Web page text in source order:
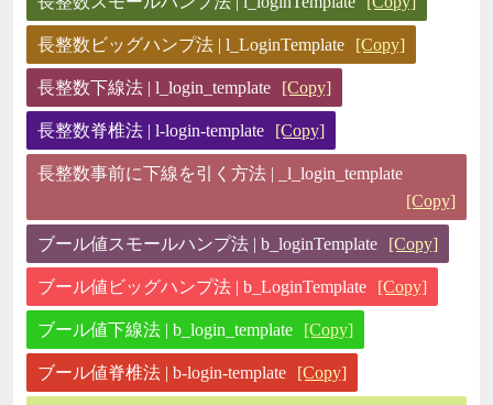
長整数ビッグハンプ法 | l_LoginTemplate [Copy]
長整数下線法 | l_login_template [Copy]
長整数脊椎法 | l-login-template [Copy]
長整数事前に下線を引く方法 | _l_login_template
[Copy]
ブール値スモールハンプ法 | b_loginTemplate [Copy]
ブール値ビッグハンプ法 | b_LoginTemplate [Copy]
ブール値下線法 | b_login_template [Copy]
ブール値脊椎法 | b-login-template [Copy]